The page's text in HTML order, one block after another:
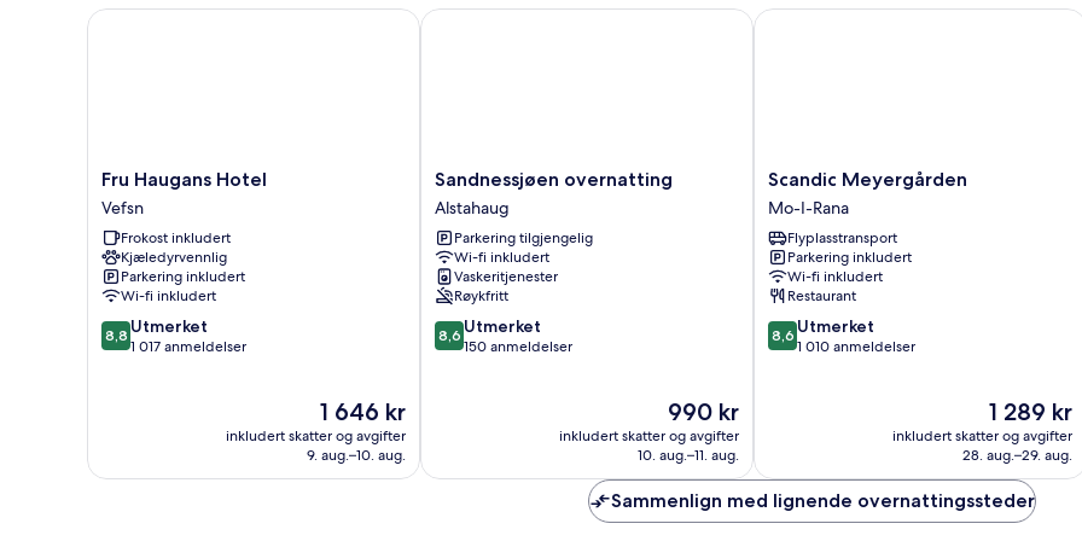
Fru
Haugans
Hotel
Vefsn
Fru Haugans Hotel
Vefsn
Frokost inkludert
Kjæledyrvennlig
Parkering inkludert
Wi-fi inkludert
8.8
av
8,8 Utmerket
1 017 anmeldelser
Prisen
1 646 kr
1 646 kr
inkludert skatter og avgifter
9. aug.–10. aug.
Fru Haugans Hotel
Sandnessjøen
overnatting
Alstahaug
Sandnessjøen overnatting
Alstahaug
Parkering tilgjengelig
Wi-fi inkludert
Vaskeritjenester
Røykfritt
8.6
av
8,6 Utmerket
150 anmeldelser
Prisen
990 kr
990 kr
inkludert skatter og avgifter
10. aug.–11. aug.
Sandnessjøen overnatting
Scandic
Meyergården
Mo-
I-
Rana
Scandic Meyergården
Mo-I-Rana
Flyplasstransport
Parkering inkludert
Wi-fi inkludert
Restaurant
8.6
av
8,6 Utmerket
1 010 anmeldelser
Prisen
1 289 kr
1 289 kr
inkludert skatter og avgifter
28. aug.–29. aug.
Scandic Meyergården
Sammenlign med lignende overnattingssteder